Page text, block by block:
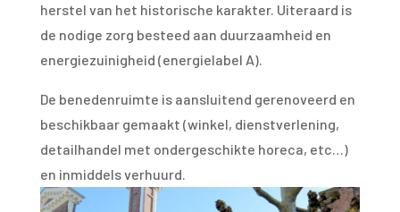
herstel van het historische karakter. Uiteraard is
de nodige zorg besteed aan duurzaamheid en
energiezuinigheid (energielabel A).
De benedenruimte is aansluitend gerenoveerd en
beschikbaar gemaakt (winkel, dienstverlening,
detailhandel met ondergeschikte horeca, etc…)
en inmiddels verhuurd.